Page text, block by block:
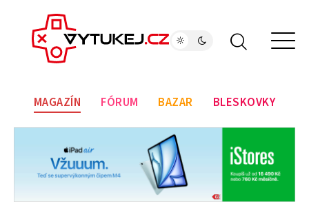
MAGAZÍN FÓRUM BAZAR BLESKOVKY